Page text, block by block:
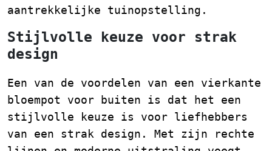
aantrekkelijke tuinopstelling.
Stijlvolle keuze voor strak
design
Een van de voordelen van een vierkante
bloempot voor buiten is dat het een
stijlvolle keuze is voor liefhebbers
van een strak design. Met zijn rechte